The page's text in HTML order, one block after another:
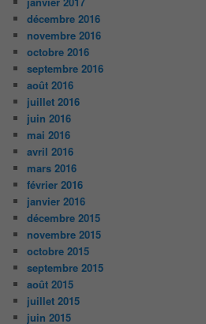
décembre 2016
novembre 2016
octobre 2016
septembre 2016
août 2016
juillet 2016
juin 2016
mai 2016
avril 2016
mars 2016
février 2016
janvier 2016
décembre 2015
novembre 2015
octobre 2015
septembre 2015
août 2015
juillet 2015
juin 2015